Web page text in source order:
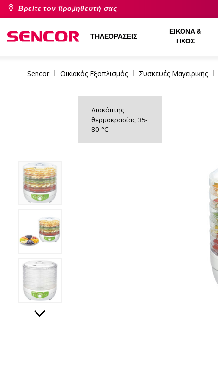
Βρείτε τον προμηθευτή σας
ΤΗΛΕΟΡΆΣΕΙΣ
ΕΙΚΌΝΑ &
ΉΧΟΣ
Sencor Οικιακός Εξοπλισμός Συσκευές Μαγειρικής
Διακόπτης
θερμοκρασίας 35-
80 °C